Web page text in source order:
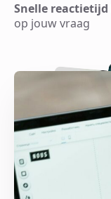
Snelle reactietijd
op jouw vraag